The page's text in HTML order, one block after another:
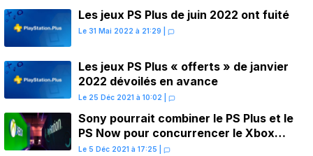
Les jeux PS Plus de juin 2022 ont fuité
Le 31 Mai 2022 à 21:29
Les jeux PS Plus « offerts » de janvier
2022 dévoilés en avance
Le 25 Déc 2021 à 10:02
Sony pourrait combiner le PS Plus et le
PS Now pour concurrencer le Xbox
Game Pass
Le 5 Déc 2021 à 17:25